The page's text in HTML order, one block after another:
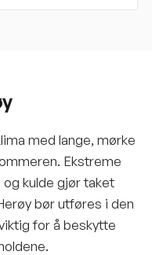
med lange, mørke
Ekstreme
kulde gjør taket
bør utføres i den
for å beskytte